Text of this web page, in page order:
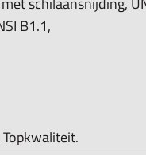
B1.1,